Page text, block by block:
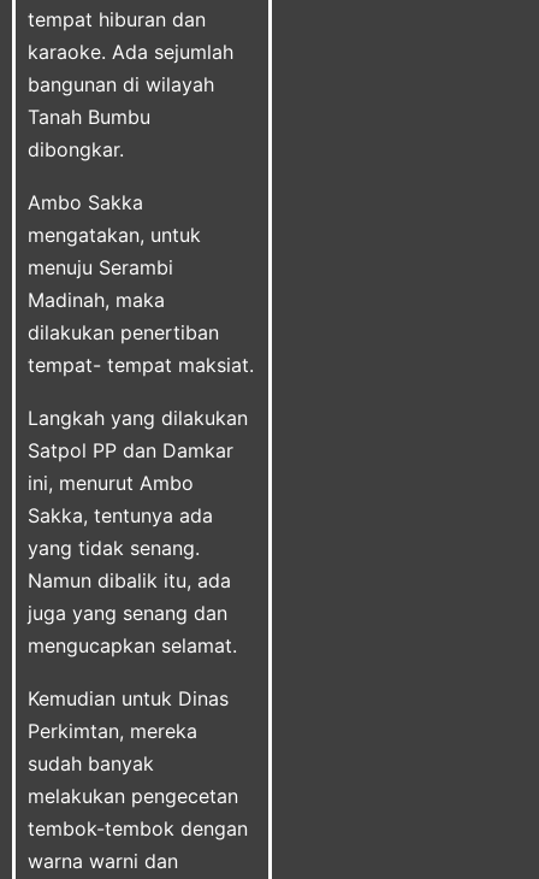
tempat hiburan dan
karaoke. Ada sejumlah
bangunan di wilayah
Tanah Bumbu
dibongkar.
Ambo Sakka
mengatakan, untuk
menuju Serambi
Madinah, maka
dilakukan penertiban
tempat- tempat maksiat.
Langkah yang dilakukan
Satpol PP dan Damkar
ini, menurut Ambo
Sakka, tentunya ada
yang tidak senang.
Namun dibalik itu, ada
juga yang senang dan
mengucapkan selamat.
Kemudian untuk Dinas
Perkimtan, mereka
sudah banyak
melakukan pengecetan
tembok-tembok dengan
warna warni dan